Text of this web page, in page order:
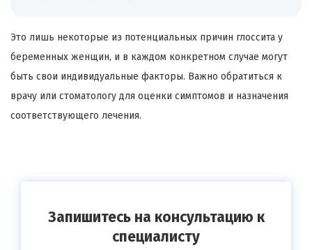
Это лишь некоторые из потенциальных причин глоссита у
беременных женщин, и в каждом конкретном случае могут
быть свои индивидуальные факторы. Важно обратиться к
врачу или стоматологу для оценки симптомов и назначения
соответствующего лечения.
Запишитесь на консультацию к
специалисту